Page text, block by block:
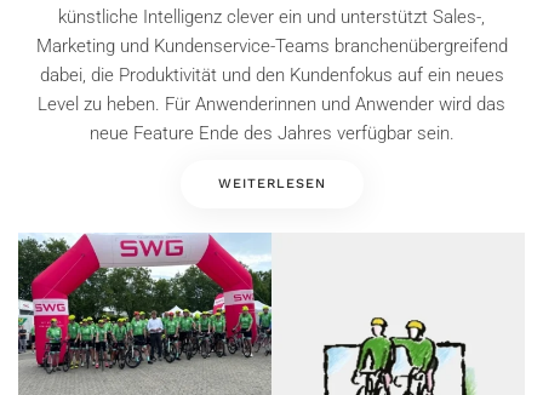
künstliche Intelligenz clever ein und unterstützt Sales-,
Marketing und Kundenservice-Teams branchenübergreifend
dabei, die Produktivität und den Kundenfokus auf ein neues
Level zu heben. Für Anwenderinnen und Anwender wird das
neue Feature Ende des Jahres verfügbar sein.
WEITERLESEN